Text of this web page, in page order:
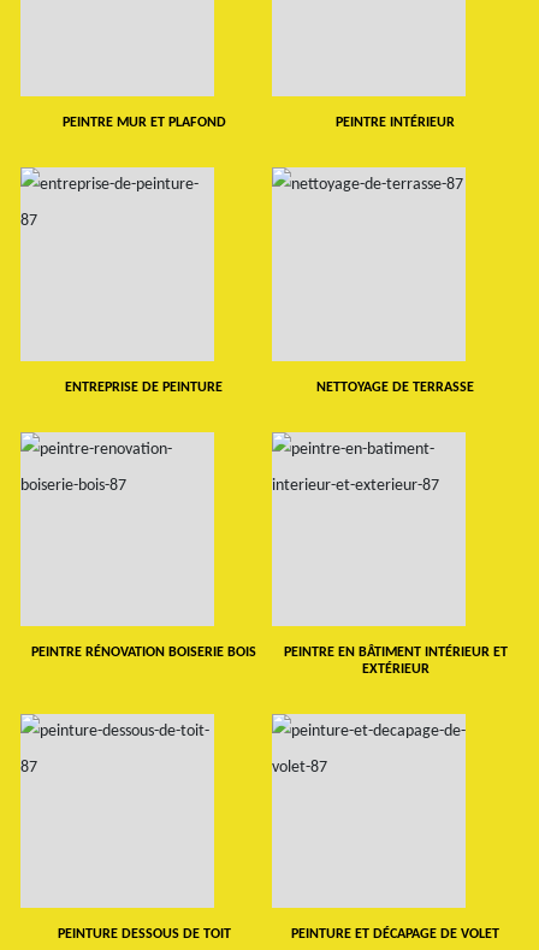
PEINTRE MUR ET PLAFOND PEINTRE INTÉRIEUR
ENTREPRISE DE PEINTURE NETTOYAGE DE TERRASSE
PEINTRE RÉNOVATION BOISERIE BOIS
PEINTRE EN BÂTIMENT INTÉRIEUR ET
EXTÉRIEUR
PEINTURE DESSOUS DE TOIT PEINTURE ET DÉCAPAGE DE VOLET